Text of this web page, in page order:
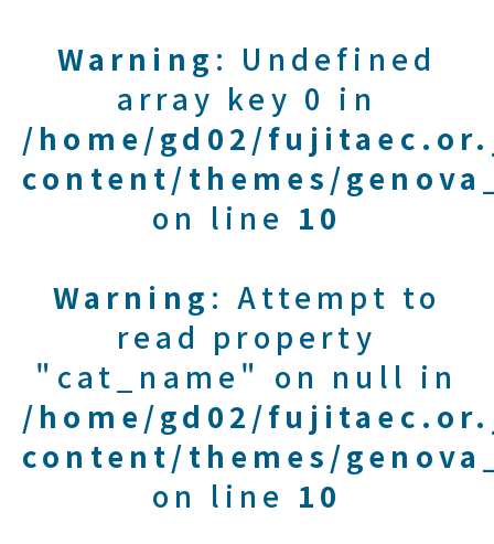
Warning : Undefined
array key 0 in
/home/gd02/
content/themes/
on line 10
Warning : Attempt to
read property
"cat_name" on null in
/home/gd02/
content/themes/
on line 10